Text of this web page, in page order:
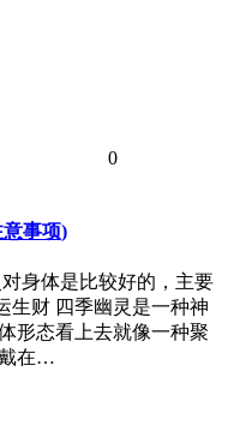
0
事项)
身体是比较好的，主要
生财 四季幽灵是一种神
形态看上去就像一种聚
在…